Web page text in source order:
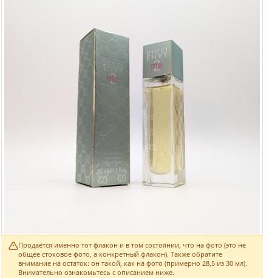
Продаётся именно тот флакон и в том состоянии, что на фото (это не
общее стоковое фото, а конкретный флакон). Также обратите
внимание на остаток: он такой, как на фото (примерно 28,5 из 30 мл).
Внимательно ознакомьтесь с описанием ниже.